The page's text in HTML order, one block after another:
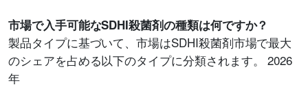
市場で入手可能なSDHI殺菌剤の種類は何ですか？
製品タイプに基づいて、市場はSDHI殺菌剤市場で最大
のシェアを占める以下のタイプに分類されます。 2026
年